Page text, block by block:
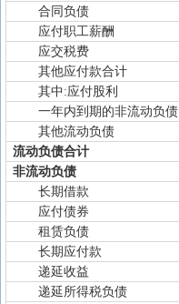
合同负债
应付职工薪酬
应交税费
其他应付款合计
其中:应付股利
一年内到期的非流动负债
其他流动负债
流动负债合计
非流动负债
长期借款
应付债券
租赁负债
长期应付款
递延收益
递延所得税负债